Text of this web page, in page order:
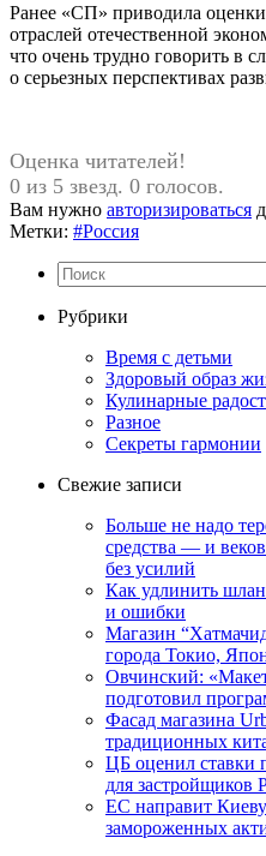
Ранее «СП» приводила оценки
отраслей отечественной
что очень трудно говорить в
о серьезных перспективах
Оценка читателей!
0 из 5 звезд. 0 голосов.
Вам нужно авторизироваться
Метки: #Россия
Рубрики
Время с детьми
Здоровый образ
Кулинарные
Разное
Секреты гармонии
Свежие записи
Больше не надо
средства — и
без усилий
Как удлинить
и ошибки
Магазин
города Токио,
Овчинский:
подготовил
Фасад магазина
традиционных
ЦБ оценил ставки
для застройщиков
ЕС направит
замороженных